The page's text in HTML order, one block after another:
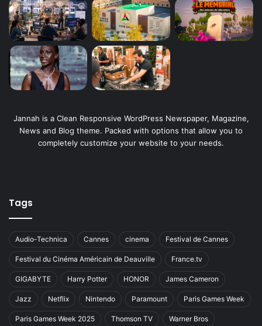
Jannah is a Clean Responsive WordPress Newspaper, Magazine,
News and Blog theme. Packed with options that allow you to
completely customize your website to your needs.
Tags
Audio-Technica Cannes cinema Festival de Cannes
Festival du Cinéma Américain de Deauville France.tv
GIGABYTE Harry Potter HONOR James Cameron
Jazz Netflix Nintendo Paramount Paris Games Week
Paris Games Week 2025 Thomson TV Warner Bros